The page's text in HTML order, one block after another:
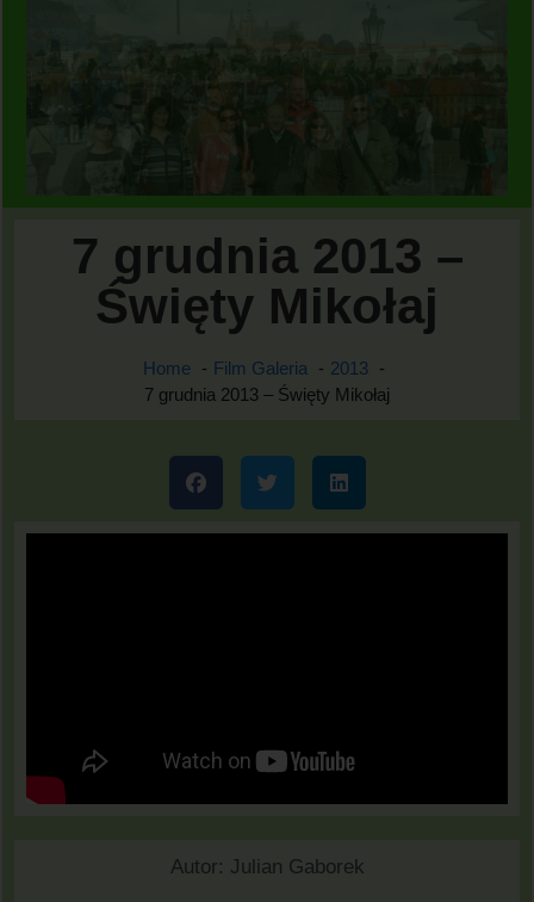
7 grudnia 2013 –
Święty Mikołaj
Home Film Galeria
2013
7 grudnia 2013 – Święty Mikołaj
Autor: Julian Gaborek